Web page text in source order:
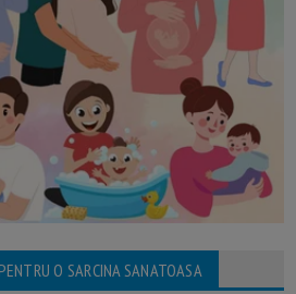
O SARCINA SANATOASA